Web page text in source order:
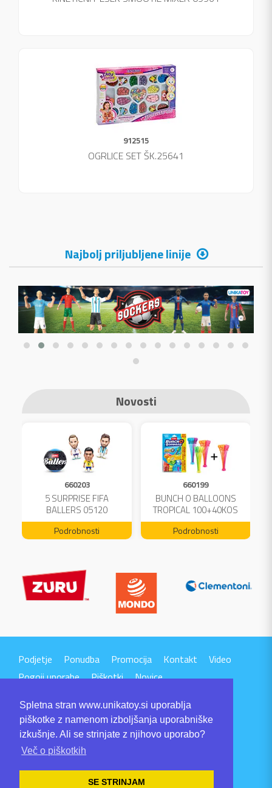
Spletna stran www.unikatoy.si uporablja
piškotke z namenom izboljšanja uporabniške
izkušnje. Ali se strinjate z njihovo uporabo?
Več o piškotkih
SE STRINJAM
912515
OGRLICE SET ŠK.25641
Najbolj priljubljene linije
Novosti
660203
5 SURPRISE FIFA
BALLERS 05120
Podrobnosti
660199
BUNCH O BALLOONS
TROPICAL 100+40KOS
FREE 04199
Podrobnosti
Podjetje Ponudba Promocija Kontakt
Video
Pogoji uporabe
Piškotki Novice